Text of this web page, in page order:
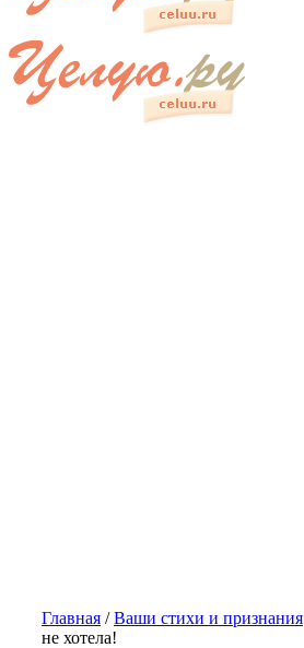
Главная /Ваши стихи и признания
не хотела!